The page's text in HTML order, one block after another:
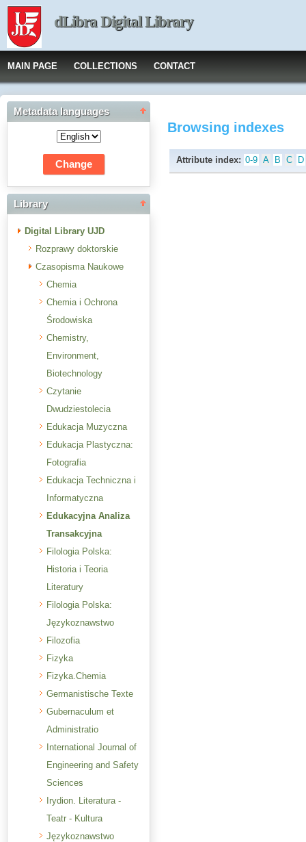
dLibra Digital Library
MAIN PAGE COLLECTIONS CONTACT
Metadata languages
Library
Digital Library UJD
Rozprawy doktorskie
Czasopisma Naukowe
Chemia
Chemia i Ochrona
Środowiska
Chemistry,
Environment,
Biotechnology
Czytanie
Dwudziestolecia
Edukacja Muzyczna
Edukacja Plastyczna:
Fotografia
Edukacja Techniczna i
Informatyczna
Edukacyjna Analiza
Transakcyjna
Filologia Polska:
Historia i Teoria
Literatury
Filologia Polska:
Językoznawstwo
Filozofia
Fizyka
Fizyka.Chemia
Germanistische Texte
Gubernaculum et
Administratio
International Journal of
Engineering and Safety
Sciences
Irydion. Literatura -
Teatr - Kultura
Językoznawstwo
Browsing indexes
Attribute index: 0-9 A B C D